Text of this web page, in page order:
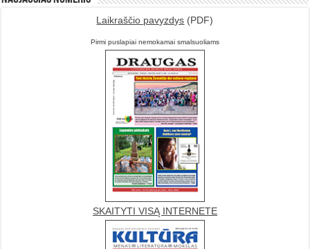
Laikraščio pavyzdys (PDF)
Pirmi puslapiai nemokamai smalsuoliams
SKAITYTI VISĄ INTERNETE